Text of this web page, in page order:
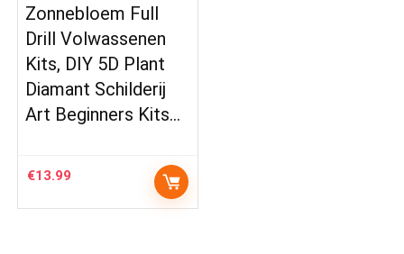
Zonnebloem Full
Drill Volwassenen
Kits, DIY 5D Plant
Diamant Schilderij
Art Beginners Kits…
€13.99